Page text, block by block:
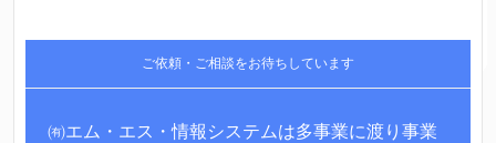
ご依頼・ご相談をお待ちしています
㈲エム・エス・情報システムは多事業に渡り事業